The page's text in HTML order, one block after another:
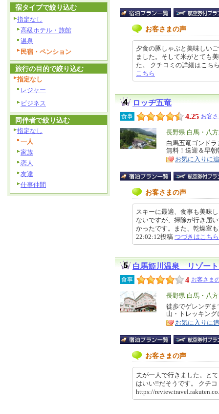
お客さまの声
夕食の豚しゃぶと美味しい
ました。そして米がとても
た。 クチコミの詳細はこ
こちら
ロッヂ五竜
食事 4.25 お客
エ
リ
ア
長野県 白馬・八
特
徴
白馬五竜ゴンド
無料！送迎＆早
お気に入りに
お客さまの声
スキーに最適、食事も美味
ないですが、掃除が行き届
かったです。また、乾燥室
22:02:12投稿 つづきはこちら
白馬姫川温泉 リゾー
食事 4 お客さま
エ
リ
ア
長野県 白馬・八
特
徴
徒歩でゲレンデ
山・トレッキン
お気に入りに
お客さまの声
夫が一人で行きました。と
はいい!!だそうです。 クチ
https://
宿タイプで絞り込む
指定なし
高級ホテル・旅館
温泉
民宿・ペンション
旅行の目的で絞り込む
指定なし
レジャー
ビジネス
同伴者で絞り込む
指定なし
一人
家族
恋人
友達
仕事仲間